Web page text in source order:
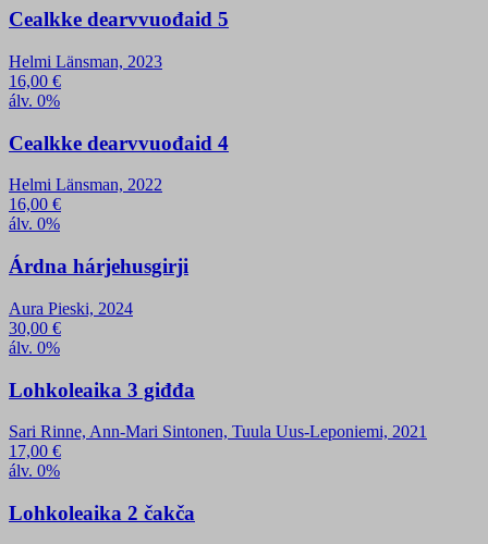
Cealkke dearvvuođaid 5
Helmi Länsman, 2023
16,00 €
álv. 0%
Cealkke dearvvuođaid 4
Helmi Länsman, 2022
16,00 €
álv. 0%
Árdna hárjehusgirji
Aura Pieski, 2024
30,00 €
álv. 0%
Lohkoleaika 3 giđđa
Sari Rinne, Ann-Mari Sintonen, Tuula Uus-Leponiemi, 2021
17,00 €
álv. 0%
Lohkoleaika 2 čakča